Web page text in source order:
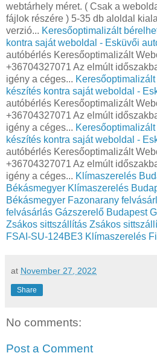
webtárhely méret. ( Csak a
fájlok részére ) 5-35 db aloldal
verzió... Keresőoptimalizált
kontra saját weboldal - Esküvői
autóbérlés Keresőoptimalizált
+36704327071 Az elmúlt
igény a céges...
készítés kontra saját weboldal -
autóbérlés Keresőoptimalizált
+36704327071 Az elmúlt
igény a céges...
készítés kontra saját weboldal -
autóbérlés Keresőoptimalizált
+36704327071 Az elmúlt
igény a céges... Klímaszerelés
Békásmegyer Klímaszerelés
Békásmegyer Fazonarany
felvásárlás Gázszerelő Budapest
Zsákos sittszállítás Zsákos
FSAI-SU-124BE3 Klímaszerelés
at November 27, 2022
Share
No comments:
Post a Comment